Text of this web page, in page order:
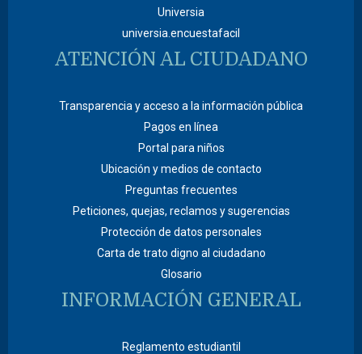
Universia
universia.encuestafacil
ATENCIÓN AL CIUDADANO
Transparencia y acceso a la información pública
Pagos en línea
Portal para niños
Ubicación y medios de contacto
Preguntas frecuentes
Peticiones, quejas, reclamos y sugerencias
Protección de datos personales
Carta de trato digno al ciudadano
Glosario
INFORMACIÓN GENERAL
Reglamento estudiantil